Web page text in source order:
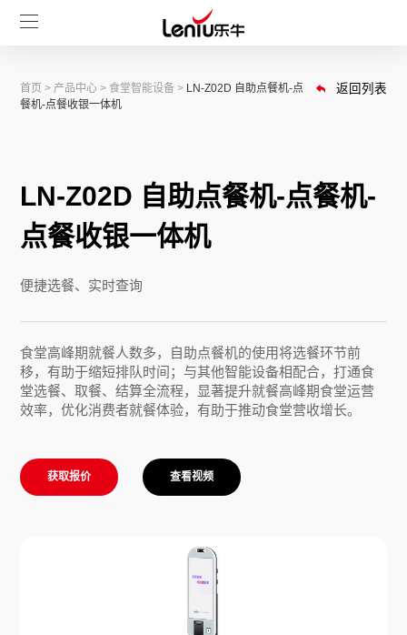
首页 > 产品中心 > 食堂智能设备 > LN-Z02D 自助点餐机-点
餐机-点餐收银一体机
返回列表
LN-Z02D 自助点餐机-点餐机-
点餐收银一体机
便捷选餐、实时查询
食堂高峰期就餐人数多，自助点餐机的使用将选餐环节前
移，有助于缩短排队时间；与其他智能设备相配合，打通食
堂选餐、取餐、结算全流程，显著提升就餐高峰期食堂运营
效率，优化消费者就餐体验，有助于推动食堂营收增长。
获取报价 查看视频